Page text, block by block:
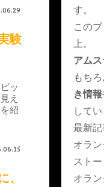
験
ッ
え
紹
す。
この
上。
アム
もち
き情報
してい
最新
オラ
ストー
オラ